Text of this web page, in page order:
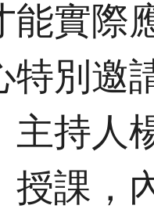
能實際
特別邀
主持人
授課，